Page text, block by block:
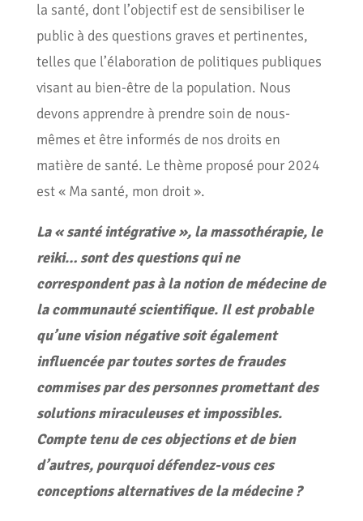
la santé, dont l’objectif est de sensibiliser le
public à des questions graves et pertinentes,
telles que l’élaboration de politiques publiques
visant au bien-être de la population. Nous
devons apprendre à prendre soin de nous-
mêmes et être informés de nos droits en
matière de santé. Le thème proposé pour 2024
est « Ma santé, mon droit ».
La « santé intégrative », la massothérapie, le
reiki… sont des questions qui ne
correspondent pas à la notion de médecine de
la communauté scientifique. Il est probable
qu’une vision négative soit également
influencée par toutes sortes de fraudes
commises par des personnes promettant des
solutions miraculeuses et impossibles.
Compte tenu de ces objections et de bien
d’autres, pourquoi défendez-vous ces
conceptions alternatives de la médecine ?